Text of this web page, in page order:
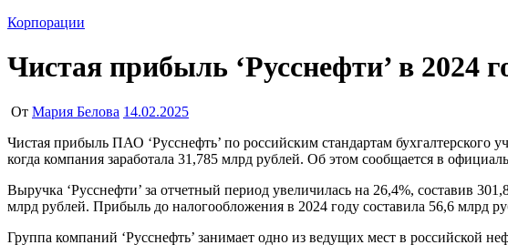
Корпорации
Чистая прибыль ‘Русснефти’ в 2024
От Мария Белова 14.02.2025
Чистая прибыль ПАО ‘Русснефть’ по российским стандартам бухгалтерского учета (РСБУ) в 2024 году достигла 42,25 млрд рублей, что на 32,9% больше по сравнению с предыдущим годом,
когда компания заработала 31,785 млрд рублей. Об этом сообщается в
Выручка ‘Русснефти’ за отчетный период увеличилась на 26,4%, составив
млрд рублей. Прибыль до налогообложения в 2024 году составила 56,6 млрд
Группа компаний ‘Русснефть’ занимает одно из ведущих мест в российской